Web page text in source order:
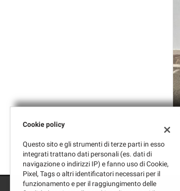
Cookie policy
Questo sito e gli strumenti di terze parti in esso
integrati trattano dati personali (es. dati di
navigazione o indirizzi IP) e fanno uso di Cookie,
Pixel, Tags o altri identificatori necessari per il
funzionamento e per il raggiungimento delle